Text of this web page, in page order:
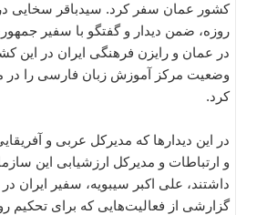
کشور عمان سفر کرد. سیدباقر سخایی
روزه، ضمن دیدار و گفتگو با سفیر
در عمان و رایزن فرهنگی ایران در این
وضعیت مرکز آموزش زبان فارسی را
کرد.
در این دیدار‌ها که مدیرکل عربی و
و ارتباطات و مدیرکل ارزشیابی این
داشتند، علی اکبر سیبویه، سفیر ایران
گزارشی از فعالیت‌هایی که برای تحکیم